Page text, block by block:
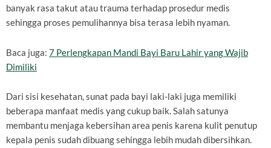
banyak rasa takut atau trauma terhadap prosedur medis
sehingga proses pemulihannya bisa terasa lebih nyaman.
Baca juga: 7 Perlengkapan Mandi Bayi Baru Lahir yang Wajib
Dimiliki
Dari sisi kesehatan, sunat pada bayi laki-laki juga memiliki
beberapa manfaat medis yang cukup baik. Salah satunya
membantu menjaga kebersihan area penis karena kulit penutup
kepala penis sudah dibuang sehingga lebih mudah dibersihkan.